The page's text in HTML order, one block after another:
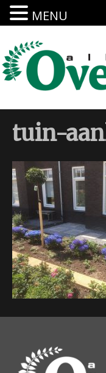
tuin-
MENU